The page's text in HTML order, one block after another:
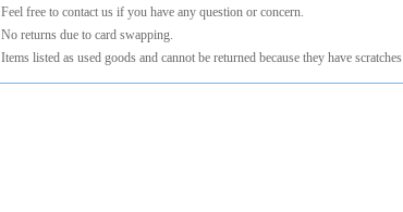
Feel free to contact us if you have any question or concern.
No returns due to card swapping.
Items listed as used goods and cannot be returned because they have